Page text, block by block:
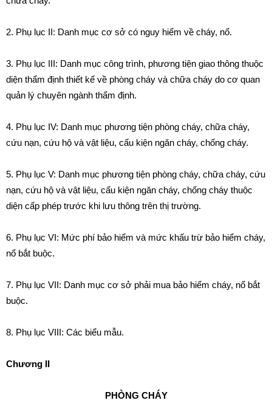
2. Phụ lục II: Danh mục cơ sở có nguy hiểm về cháy, nổ.
3. Phụ lục III: Danh mục công trình, phương tiện giao thông thuộc
diện thẩm định thiết kế về phòng cháy và chữa cháy do cơ quan
quản lý chuyên ngành thẩm định.
4. Phụ lục IV: Danh mục phương tiện phòng cháy, chữa cháy,
cứu nạn, cứu hộ và vật liệu, cấu kiện ngăn cháy, chống cháy.
5. Phụ lục V: Danh mục phương tiện phòng cháy, chữa cháy, cứu
nạn, cứu hộ và vật liệu, cấu kiện ngăn cháy, chống cháy thuộc
diện cấp phép trước khi lưu thông trên thị trường.
6. Phụ lục VI: Mức phí bảo hiểm và mức khấu trừ bảo hiểm cháy,
nổ bắt buộc.
7. Phụ lục VII: Danh mục cơ sở phải mua bảo hiểm cháy, nổ bắt
buộc.
8. Phụ lục VIII: Các biểu mẫu.
Chương II
PHÒNG CHÁY